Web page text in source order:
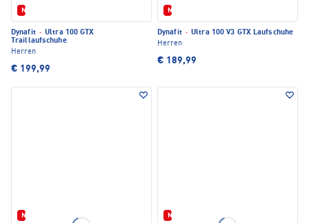
Neu
Dynafit · Ultra 100 GTX
Traillaufschuhe
Herren
€ 199,99
Neu
Dynafit · Ultra 100 V3 GTX Laufschuhe
Herren
€ 189,99
Neu Neu